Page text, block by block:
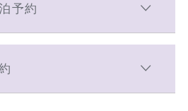
予約